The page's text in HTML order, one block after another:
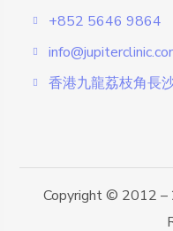
+852 5646 9864
香港九龍荔枝角長
Copyright © 2012 –